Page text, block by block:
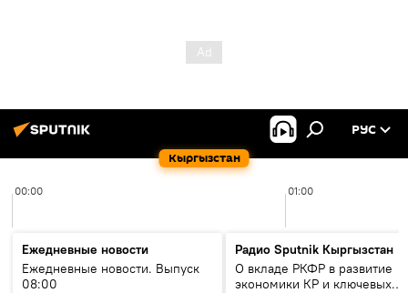
Кыргызстан
РУС
00:00 01:00
Ежедневные новости
Ежедневные новости. Выпуск
08:00
Радио Sputnik Кыргызстан
О вкладе РКФР в развитие
экономики КР и ключевых